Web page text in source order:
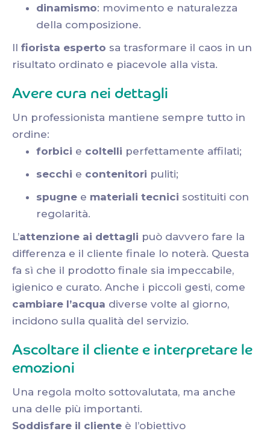
dinamismo: movimento e naturalezza
della composizione.
Il fiorista esperto sa trasformare il caos in un
risultato ordinato e piacevole alla vista.
Avere cura nei dettagli
Un professionista mantiene sempre tutto in
ordine:
forbici e coltelli perfettamente affilati;
secchi e contenitori puliti;
spugne e materiali tecnici sostituiti con
regolarità.
L’attenzione ai dettagli può davvero fare la
differenza e il cliente finale lo noterà. Questa
fa sì che il prodotto finale sia impeccabile,
igienico e curato. Anche i piccoli gesti, come
cambiare l’acqua diverse volte al giorno,
incidono sulla qualità del servizio.
Ascoltare il cliente e interpretare le
emozioni
Una regola molto sottovalutata, ma anche
una delle più importanti.
Soddisfare il cliente è l’obiettivo